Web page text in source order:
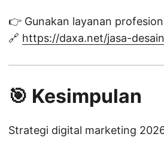
👉 Gunakan layanan
🔗 https://daxa.net/jasa-
🎯 Kesimpulan
Strategi digital marketing